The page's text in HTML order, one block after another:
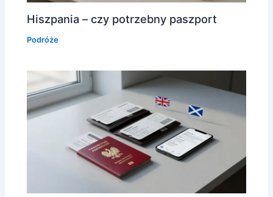
Hiszpania – czy potrzebny paszport
Podróże